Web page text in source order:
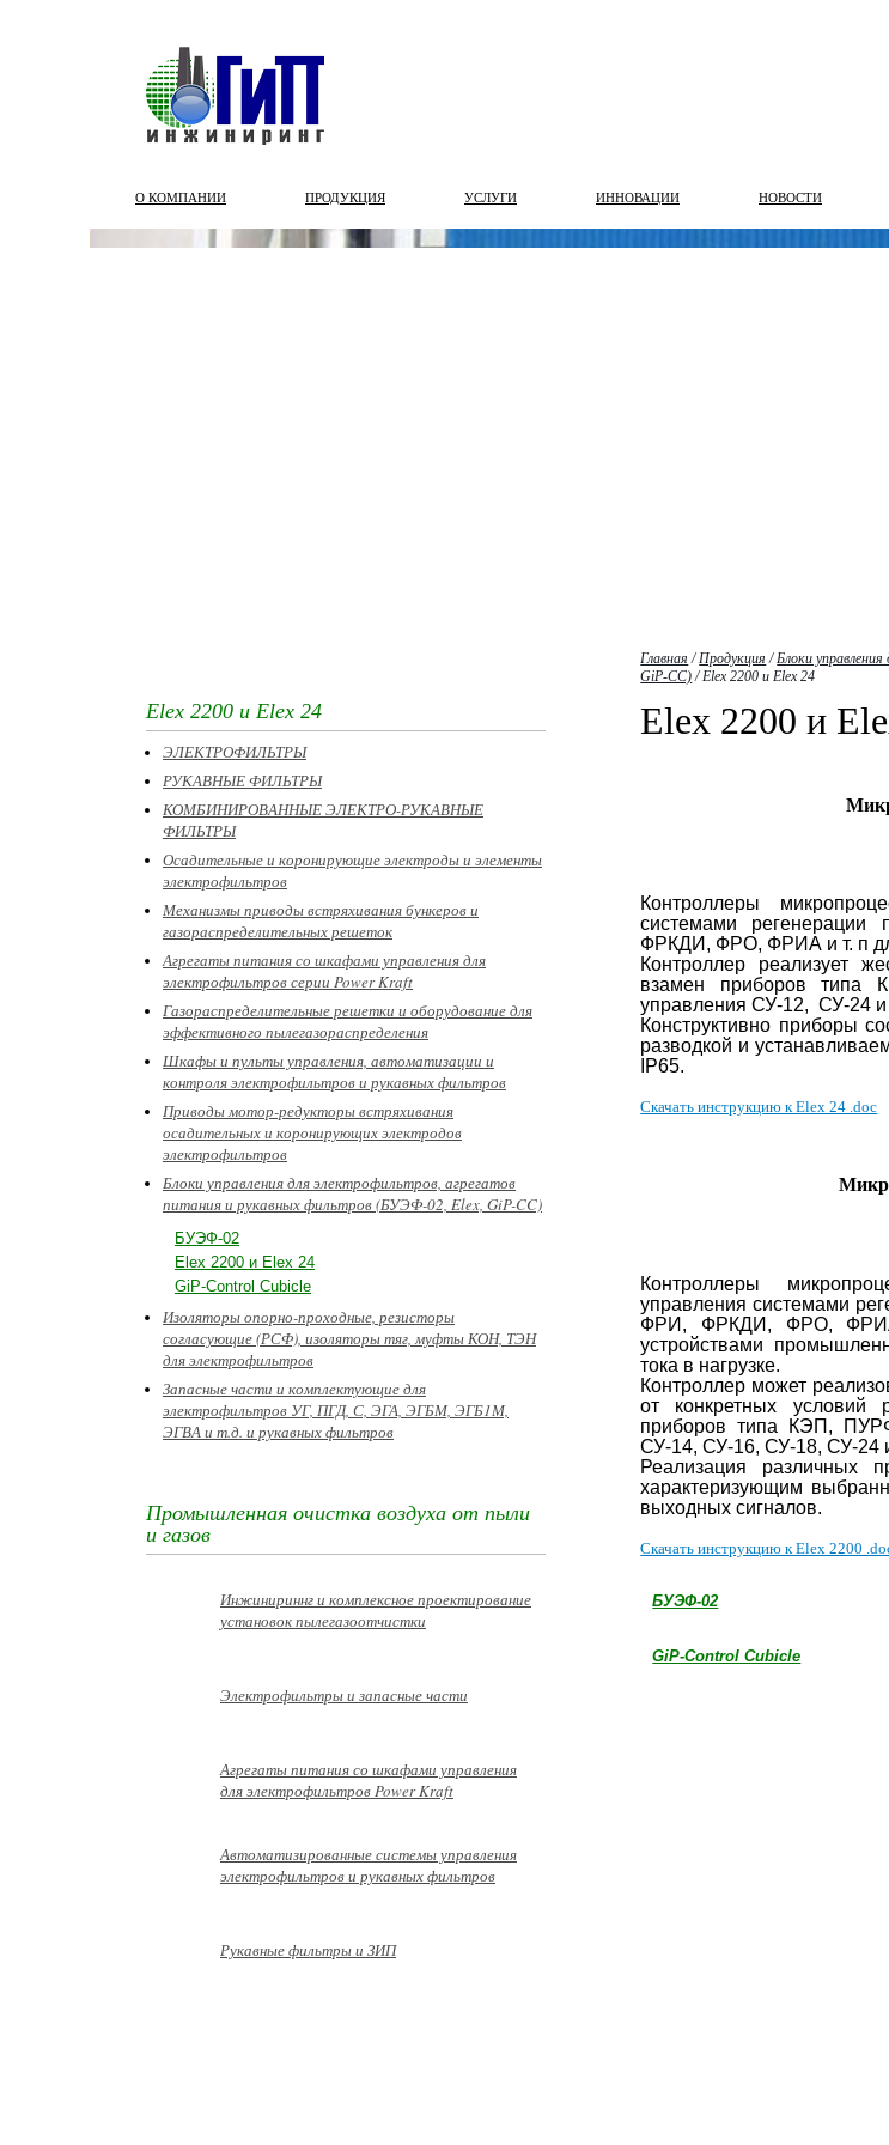
О КОМПАНИИ ПРОДУКЦИЯ УСЛУГИ ИННОВАЦИИ НОВОСТИ
Elex 2200 и Elex 24
ЭЛЕКТРОФИЛЬТРЫ
РУКАВНЫЕ ФИЛЬТРЫ
КОМБИНИРОВАННЫЕ ЭЛЕКТРО-РУКАВНЫЕ
ФИЛЬТРЫ
Осадительные и коронирующие электроды и элементы
электрофильтров
Механизмы приводы встряхивания бункеров и
газораспределительных решеток
Агрегаты питания со шкафами управления для
электрофильтров серии Power Kraft
Газораспределительные решетки и оборудование для
эффективного пылегазораспределения
Шкафы и пульты управления, автоматизации и
контроля электрофильтров и рукавных фильтров
Приводы мотор-редукторы встряхивания
осадительных и коронирующих электродов
электрофильтров
Блоки управления для электрофильтров, агрегатов
питания и рукавных фильтров (БУЭФ-02, Elex, GiP-CC)
БУЭФ-02
Elex 2200 и Elex 24
GiP-Control Cubicle
Изоляторы опорно-проходные, резисторы
согласующие (РСФ), изоляторы тяг, муфты КОН, ТЭН
для электрофильтров
Запасные части и комплектующие для
электрофильтров УГ, ПГД, С, ЭГА, ЭГБМ, ЭГБ1М,
ЭГВА и т.д. и рукавных фильтров
Промышленная очистка воздуха от пыли
и газов
Инжинириннг и комплексное проектирование
установок пылегазоотчистки
Электрофильтры и запасные части
Агрегаты питания со шкафами управления
для электрофильтров Power Kraft
Автоматизированные системы управления
электрофильтров и рукавных фильтров
Рукавные фильтры и ЗИП
Главная /Продукция /Блоки
GiP-CC)/Elex 2200 и Elex 24
Elex 2200 и
Контроллеры
системами
ФРКДИ, ФРО, ФРИА и т. п
Контроллер реализует
взамен приборов
управления СУ-12, СУ-24
Конструктивно приборы
разводкой и
IP65.
Скачать инструкцию к Elex 24 .doc
Контроллеры
управления системами
ФРИ, ФРКДИ, ФРО, ФРИА
устройствами
тока в нагрузке.
Контроллер может
от конкретных условий
приборов типа КЭП,
СУ-14, СУ-16, СУ-18, СУ-24
Реализация различных
характеризующим
выходных сигналов.
Скачать инструкцию к Elex 2200
БУЭФ-02
GiP-Control Cubicle